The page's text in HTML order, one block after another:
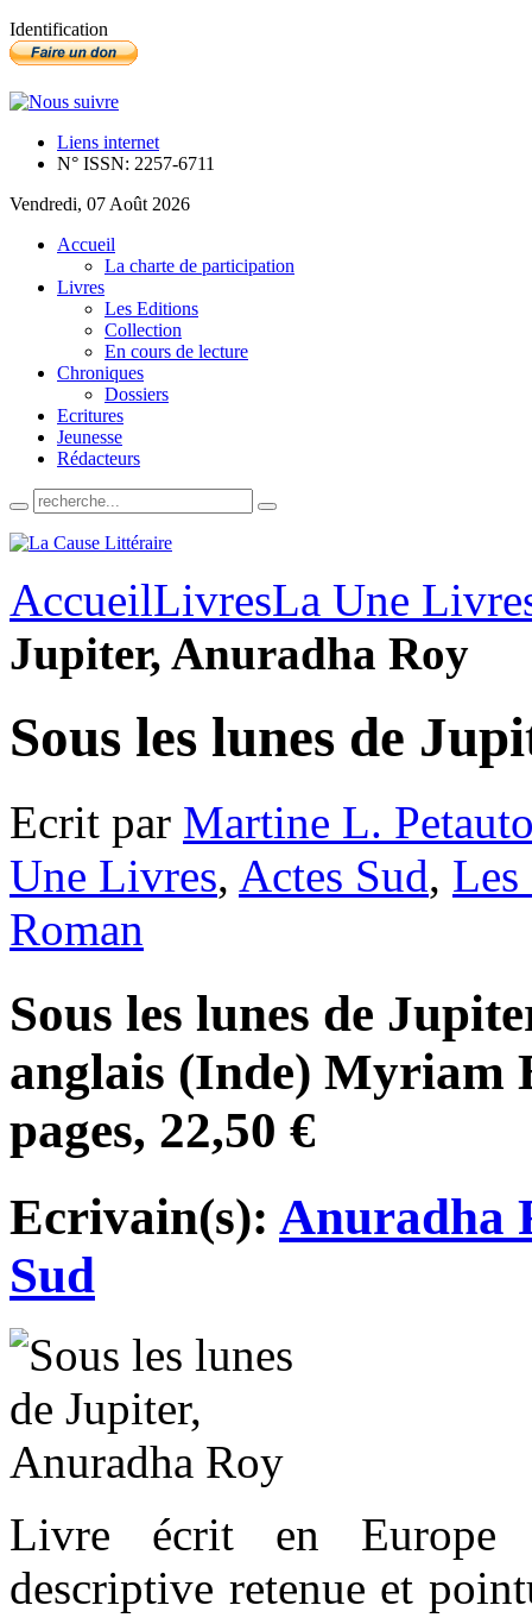
Identification
Liens internet
N° ISSN: 2257-6711
Vendredi, 07 Août 2026
Accueil
La charte de participation
Livres
Les Editions
Collection
En cours de lecture
Chroniques
Dossiers
Ecritures
Jeunesse
Rédacteurs
AccueilLivresLa Une
Jupiter, Anuradha Roy
Sous les lunes de
Ecrit par Martine L.
Une Livres, Actes Sud,
Roman
Sous les lunes de
anglais (Inde) Myriam
pages, 22,50 €
Ecrivain(s): Anuradha
Sud
Livre écrit en
descriptive retenue et